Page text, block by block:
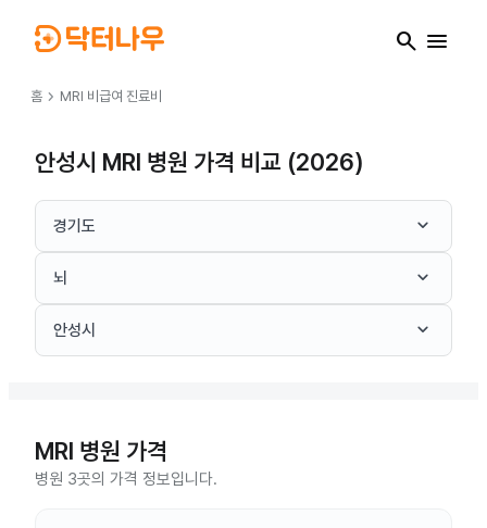
search menu
홈 chevron_right MRI 비급여 진료비
안성시 MRI 병원 가격 비교 (2026)
경기도 keyboard_arrow_down
뇌 keyboard_arrow_down
안성시 keyboard_arrow_down
MRI 병원 가격
병원 3곳의 가격 정보입니다.